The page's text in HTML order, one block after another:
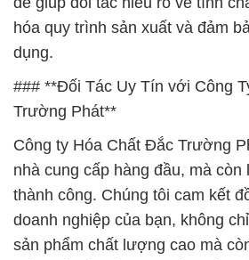
hóa quy trình sản xuất và đảm
dụng.
### **Đối Tác Uy Tín với Công
Trường Phát**
Công ty Hóa Chất Đắc Trường
nhà cung cấp hàng đầu, mà
thành công. Chúng tôi cam kết
doanh nghiệp của bạn, không
sản phẩm chất lượng cao mà